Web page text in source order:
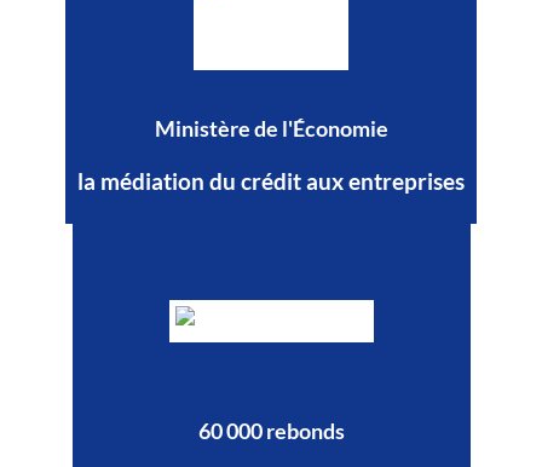
Ministère de l'Économie
la médiation du crédit aux entreprises
60 000 rebonds